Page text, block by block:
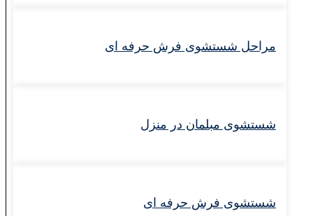
مراحل شستشوی فرش حرفه‌ ای
شستشوی مبلمان در منزل
شستشوی فرش حرفه‌ ای